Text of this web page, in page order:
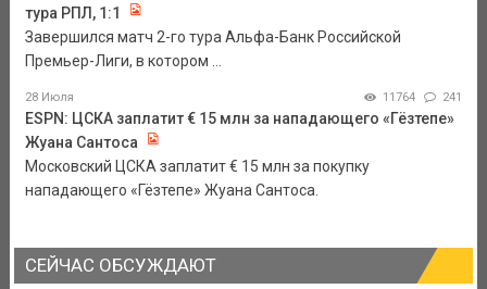
тура РПЛ, 1:1
Завершился матч 2-го тура Альфа-Банк Российской
Премьер-Лиги, в котором ...
28 Июля 11764 241
ESPN: ЦСКА заплатит € 15 млн за нападающего «Гёзтепе»
Жуана Сантоса
Московский ЦСКА заплатит € 15 млн за покупку
нападающего «Гёзтепе» Жуана Сантоса.
СЕЙЧАС ОБСУЖДАЮТ